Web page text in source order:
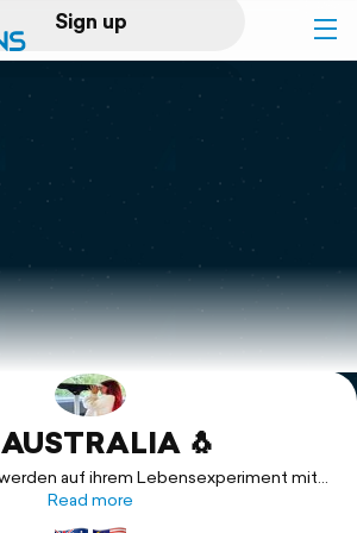
Sign up
Log in
AUSTRALIA 🐧
auf ihrem Lebensexperiment mit
nach Australien geführt. Eine Art Pre-
Filmtour?! ✨
Read more